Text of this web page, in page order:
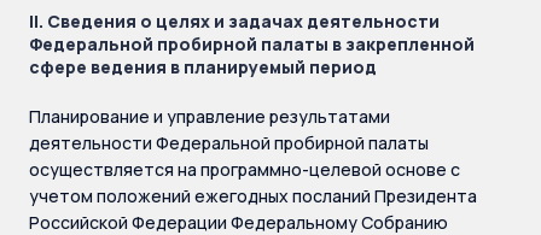
II. Сведения о целях и задачах деятельности
Федеральной пробирной палаты в закрепленной
сфере ведения в планируемый период
Планирование и управление результатами
деятельности Федеральной пробирной палаты
осуществляется на программно-целевой основе с
учетом положений ежегодных посланий Президента
Российской Федерации Федеральному Собранию